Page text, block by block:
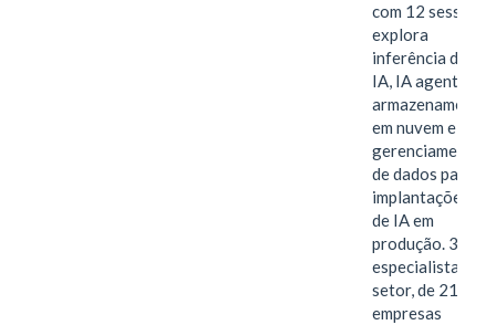
com 12 sessões
explora
inferência de
IA, IA agentiva,
armazenamento
em nuvem e
gerenciamento
de dados para
implantações
de IA em
produção. 38
especialistas do
setor, de 21
empresas